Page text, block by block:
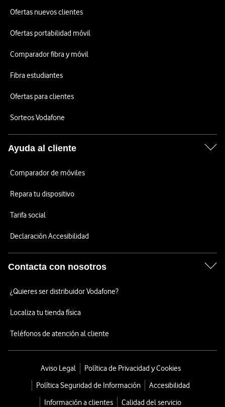
Ofertas nuevos clientes
Ofertas portabilidad móvil
Comparador fibra y móvil
Fibra estudiantes
Ofertas para clientes
Sorteos Vodafone
Ayuda al cliente
Comparador de móviles
Repara tu dispositivo
Tarifa social
Declaración Accesibilidad
Contacta con nosotros
¿Quieres ser distribuidor Vodafone?
Localiza tu tienda física
Teléfonos de atención al cliente
Aviso Legal
Política de Privacidad y Cookies
Política Seguridad de Información
Accesibilidad
Información a clientes
Calidad del servicio